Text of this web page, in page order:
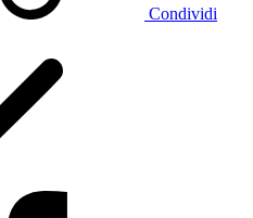
Condividi